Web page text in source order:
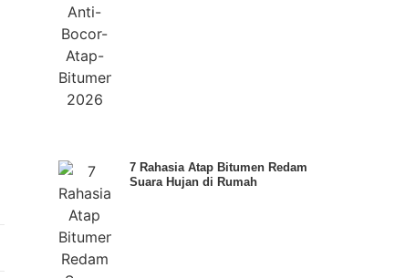
7 Rahasia Atap Bitumen Redam
Suara Hujan di Rumah